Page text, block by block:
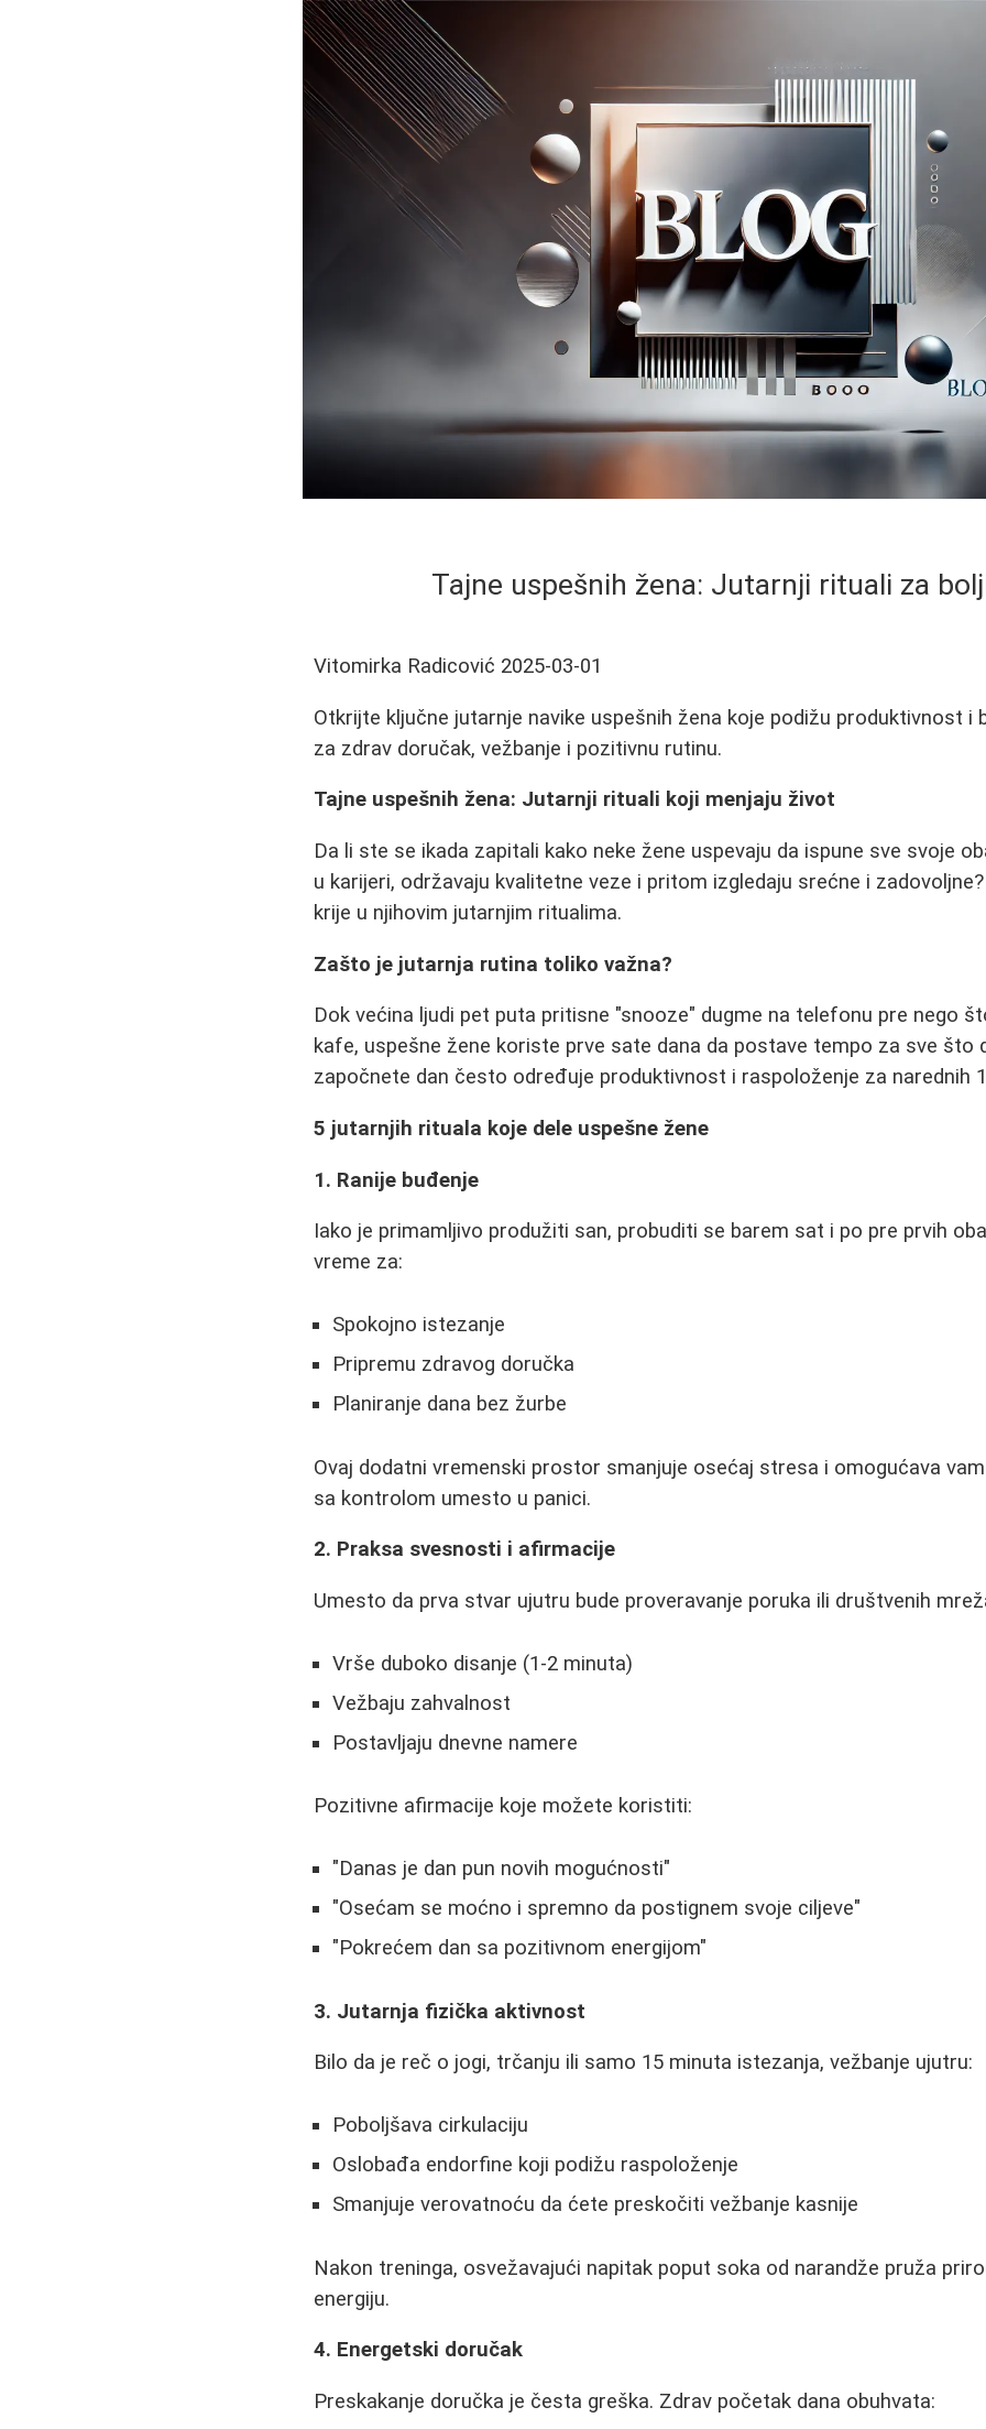
Tajne uspešnih žena: Jutarnji rituali za
Vitomirka Radicović 2025-03-01
Otkrijte ključne jutarnje navike uspešnih žena koje podižu produktivnost i
za zdrav doručak, vežbanje i pozitivnu rutinu.
Tajne uspešnih žena: Jutarnji rituali koji menjaju život
Da li ste se ikada zapitali kako neke žene uspevaju da ispune sve svoje
u karijeri, održavaju kvalitetne veze i pritom izgledaju srećne i
krije u njihovim jutarnjim ritualima.
Zašto je jutarnja rutina toliko važna?
Dok većina ljudi pet puta pritisne "snooze" dugme na telefonu pre nego
kafe, uspešne žene koriste prve sate dana da postave tempo za sve što
započnete dan često određuje produktivnost i raspoloženje za narednih
5 jutarnjih rituala koje dele uspešne žene
1. Ranije buđenje
Iako je primamljivo produžiti san, probuditi se barem sat i po pre prvih
vreme za:
Spokojno istezanje
Pripremu zdravog doručka
Planiranje dana bez žurbe
Ovaj dodatni vremenski prostor smanjuje osećaj stresa i omogućava
sa kontrolom umesto u panici.
2. Praksa svesnosti i afirmacije
Umesto da prva stvar ujutru bude proveravanje poruka ili društvenih
Vrše duboko disanje (1-2 minuta)
Vežbaju zahvalnost
Postavljaju dnevne namere
Pozitivne afirmacije koje možete koristiti:
"Danas je dan pun novih mogućnosti"
"Osećam se moćno i spremno da postignem svoje ciljeve"
"Pokrećem dan sa pozitivnom energijom"
3. Jutarnja fizička aktivnost
Bilo da je reč o jogi, trčanju ili samo 15 minuta istezanja, vežbanje ujutru:
Poboljšava cirkulaciju
Oslobađa endorfine koji podižu raspoloženje
Smanjuje verovatnoću da ćete preskočiti vežbanje kasnije
Nakon treninga, osvežavajući napitak poput soka od narandže pruža
energiju.
4. Energetski doručak
Preskakanje doručka je česta greška. Zdrav početak dana obuhvata: